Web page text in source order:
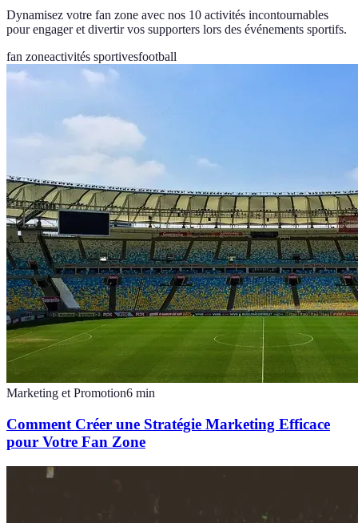
Dynamisez votre fan zone avec nos 10 activités incontournables
pour engager et divertir vos supporters lors des événements sportifs.
fan zoneactivités sportivesfootball
Marketing et Promotion6 min
Comment Créer une Stratégie Marketing Efficace
pour Votre Fan Zone